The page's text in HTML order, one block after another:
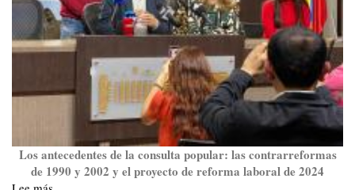
Los antecedentes de la consulta popular: las contrarreformas
de 1990 y 2002 y el proyecto de reforma laboral de 2024